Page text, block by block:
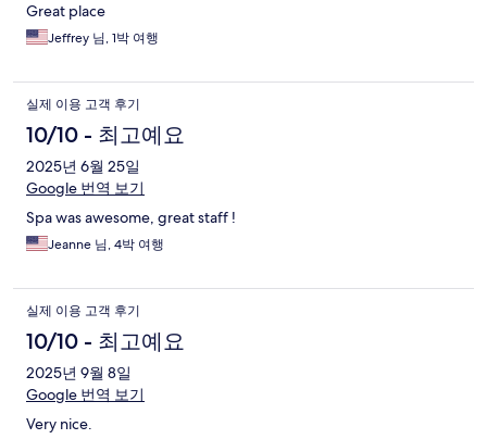
Great place
Jeffrey 님, 1박 여행
실제 이용 고객 후기
10/10 - 최고예요
2025년 6월 25일
Google 번역 보기
Spa was awesome, great staff !
Jeanne 님, 4박 여행
실제 이용 고객 후기
10/10 - 최고예요
2025년 9월 8일
Google 번역 보기
Very nice.